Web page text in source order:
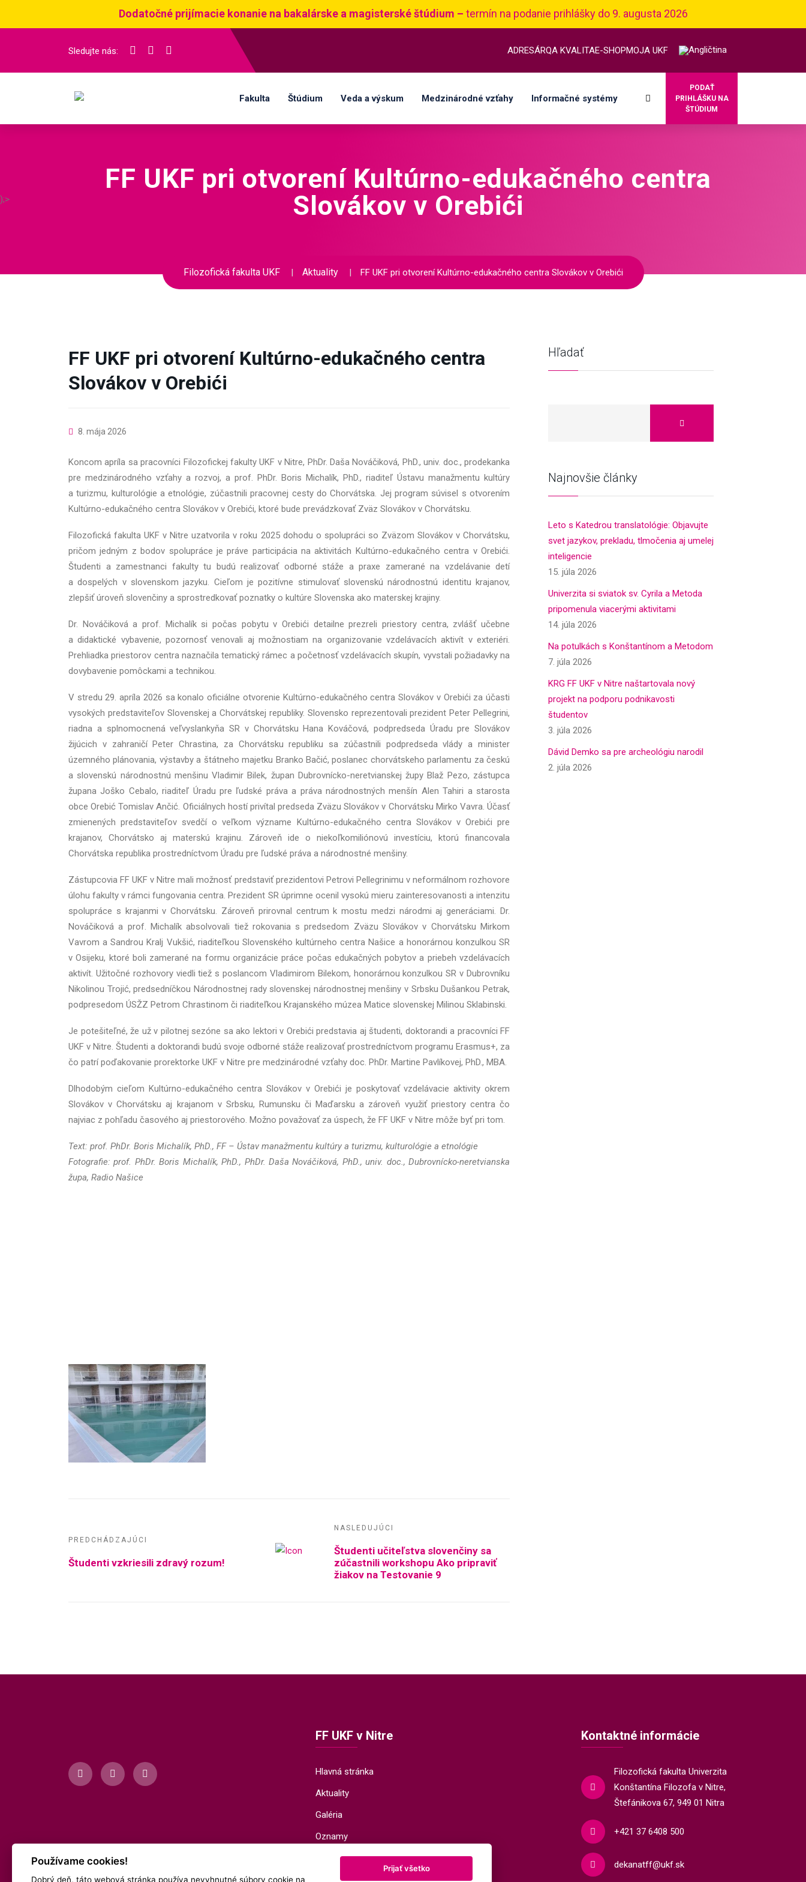
Dodatočné prijímacie konanie na bakalárske a magisterské štúdium – termín na podanie prihlášky do 9. augusta 2026
Sledujte nás: ADRESÁRQA KVALITAE-SHOPMOJA UKF
Fakulta Štúdium Veda a výskum Medzinárodné vzťahy Informačné systémy
PODAŤ
PRIHLÁŠKU NA
ŠTÚDIUM
);>
FF UKF pri otvorení Kultúrno-edukačného centra
Slovákov v Orebići
Filozofická fakulta UKF Aktuality FF UKF pri otvorení Kultúrno-edukačného centra Slovákov v Orebići
FF UKF pri otvorení Kultúrno-edukačného centra
Slovákov v Orebići
8. mája 2026
Koncom apríla sa pracovníci Filozofickej fakulty UKF v Nitre, PhDr. Daša Nováčiková, PhD., univ. doc., prodekanka
pre medzinárodného vzťahy a rozvoj, a prof. PhDr. Boris Michalík, PhD., riaditeľ Ústavu manažmentu kultúry
a turizmu, kulturológie a etnológie, zúčastnili pracovnej cesty do Chorvátska. Jej program súvisel s otvorením
Kultúrno-edukačného centra Slovákov v Orebići, ktoré bude prevádzkovať Zväz Slovákov v Chorvátsku.
Filozofická fakulta UKF v Nitre uzatvorila v roku 2025 dohodu o spolupráci so Zväzom Slovákov v Chorvátsku,
pričom jedným z bodov spolupráce je práve participácia na aktivitách Kultúrno-edukačného centra v Orebići.
Študenti a zamestnanci fakulty tu budú realizovať odborné stáže a praxe zamerané na vzdelávanie detí
a dospelých v slovenskom jazyku. Cieľom je pozitívne stimulovať slovenskú národnostnú identitu krajanov,
zlepšiť úroveň slovenčiny a sprostredkovať poznatky o kultúre Slovenska ako materskej krajiny.
Dr. Nováčiková a prof. Michalík si počas pobytu v Orebići detailne prezreli priestory centra, zvlášť učebne
a didaktické vybavenie, pozornosť venovali aj možnostiam na organizovanie vzdelávacích aktivít v exteriéri.
Prehliadka priestorov centra naznačila tematický rámec a početnosť vzdelávacích skupín, vyvstali požiadavky na
dovybavenie pomôckami a technikou.
V stredu 29. apríla 2026 sa konalo oficiálne otvorenie Kultúrno-edukačného centra Slovákov v Orebići za účasti
vysokých predstaviteľov Slovenskej a Chorvátskej republiky. Slovensko reprezentovali prezident Peter Pellegrini,
riadna a splnomocnená veľvyslankyňa SR v Chorvátsku Hana Kováčová, podpredseda Úradu pre Slovákov
žijúcich v zahraničí Peter Chrastina, za Chorvátsku republiku sa zúčastnili podpredseda vlády a minister
územného plánovania, výstavby a štátneho majetku Branko Bačić, poslanec chorvátskeho parlamentu za českú
a slovenskú národnostnú menšinu Vladimir Bilek, župan Dubrovnícko-neretvianskej župy Blaž Pezo, zástupca
župana Joško Cebalo, riaditeľ Úradu pre ľudské práva a práva národnostných menšín Alen Tahiri a starosta
obce Orebić Tomislav Ančić. Oficiálnych hostí privítal predseda Zväzu Slovákov v Chorvátsku Mirko Vavra. Účasť
zmienených predstaviteľov svedčí o veľkom význame Kultúrno-edukačného centra Slovákov v Orebići pre
krajanov, Chorvátsko aj materskú krajinu. Zároveň ide o niekoľkomiliónovú investíciu, ktorú financovala
Chorvátska republika prostredníctvom Úradu pre ľudské práva a národnostné menšiny.
Zástupcovia FF UKF v Nitre mali možnosť predstaviť prezidentovi Petrovi Pellegrinimu v neformálnom rozhovore
úlohu fakulty v rámci fungovania centra. Prezident SR úprimne ocenil vysokú mieru zainteresovanosti a intenzitu
spolupráce s krajanmi v Chorvátsku. Zároveň prirovnal centrum k mostu medzi národmi aj generáciami. Dr.
Nováčiková a prof. Michalík absolvovali tiež rokovania s predsedom Zväzu Slovákov v Chorvátsku Mirkom
Vavrom a Sandrou Kralj Vukšić, riaditeľkou Slovenského kultúrneho centra Našice a honorárnou konzulkou SR
v Osijeku, ktoré boli zamerané na formu organizácie práce počas edukačných pobytov a priebeh vzdelávacích
aktivít. Užitočné rozhovory viedli tiež s poslancom Vladimirom Bilekom, honorárnou konzulkou SR v Dubrovníku
Nikolinou Trojić, predsedníčkou Národnostnej rady slovenskej národnostnej menšiny v Srbsku Dušankou Petrak,
podpresedom ÚSŽZ Petrom Chrastinom či riaditeľkou Krajanského múzea Matice slovenskej Milinou Sklabinski.
Je potešiteľné, že už v pilotnej sezóne sa ako lektori v Orebići predstavia aj študenti, doktorandi a pracovníci FF
UKF v Nitre. Študenti a doktorandi budú svoje odborné stáže realizovať prostredníctvom programu Erasmus+, za
čo patrí poďakovanie prorektorke UKF v Nitre pre medzinárodné vzťahy doc. PhDr. Martine Pavlíkovej, PhD., MBA.
Dlhodobým cieľom Kultúrno-edukačného centra Slovákov v Orebići je poskytovať vzdelávacie aktivity okrem
Slovákov v Chorvátsku aj krajanom v Srbsku, Rumunsku či Maďarsku a zároveň využiť priestory centra čo
najviac z pohľadu časového aj priestorového. Možno považovať za úspech, že FF UKF v Nitre môže byť pri tom.
Text: prof. PhDr. Boris Michalík, PhD., FF – Ústav manažmentu kultúry a turizmu, kulturológie a etnológie
Fotografie: prof. PhDr. Boris Michalík, PhD., PhDr. Daša Nováčiková, PhD., univ. doc., Dubrovnícko-neretvianska
župa, Radio Našice
PREDCHÁDZAJÚCI
Študenti vzkriesili zdravý rozum!
NASLEDUJÚCI
Študenti učiteľstva slovenčiny sa
zúčastnili workshopu Ako pripraviť
žiakov na Testovanie 9
Hľadať
Najnovšie články
Leto s Katedrou translatológie: Objavujte
svet jazykov, prekladu, tlmočenia aj umelej
inteligencie
15. júla 2026
Univerzita si sviatok sv. Cyrila a Metoda
pripomenula viacerými aktivitami
14. júla 2026
Na potulkách s Konštantínom a Metodom
7. júla 2026
KRG FF UKF v Nitre naštartovala nový
projekt na podporu podnikavosti
študentov
3. júla 2026
Dávid Demko sa pre archeológiu narodil
2. júla 2026
FF UKF v Nitre
Hlavná stránka
Aktuality
Galéria
Oznamy
Katedry a ústavy
Vedenie
Kontaktné informácie
Filozofická fakulta Univerzita
Konštantína Filozofa v Nitre,
Štefánikova 67, 949 01 Nitra
+421 37 6408 500
dekanatff@ukf.sk
Používame cookies!
Dobrý deň, táto webová stránka používa nevyhnutné súbory cookie na
Prijať všetko